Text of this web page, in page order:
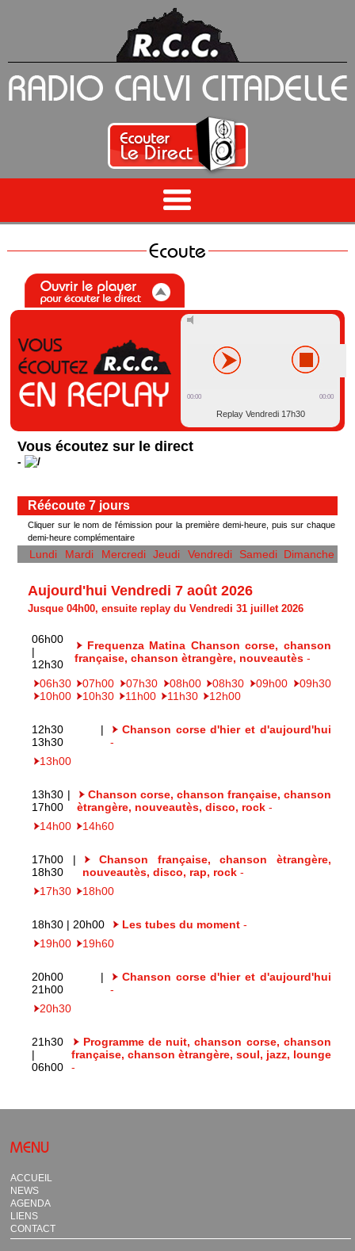
Ecoute
00:00 00:00
Replay Vendredi 17h30
Vous écoutez sur le direct
-
Réécoute 7 jours
Cliquer sur le nom de l'émission pour la première demi-heure, puis sur chaque
demi-heure complémentaire
Lundi Mardi Mercredi Jeudi Vendredi Samedi Dimanche
Aujourd'hui Vendredi 7 août 2026
Jusque 04h00, ensuite replay du Vendredi 31 juillet 2026
06h00
|
12h30
Frequenza Matina Chanson corse, chanson
française, chanson ètrangère, nouveautès -
06h30
07h00 07h30 08h00 08h30 09h00
09h30
10h00
10h30 11h00 11h30 12h00
12h30 |
13h30
Chanson corse d'hier et d'aujourd'hui
-
13h00
13h30 |
17h00
Chanson corse, chanson française, chanson
ètrangère, nouveautès, disco, rock -
14h00
14h60
17h00 |
18h30
Chanson française, chanson ètrangère,
nouveautès, disco, rap, rock -
17h30
18h00
18h30 | 20h00 Les tubes du moment -
19h00
19h60
20h00 |
21h00
Chanson corse d'hier et d'aujourd'hui
-
20h30
21h30
|
06h00
Programme de nuit, chanson corse, chanson
française, chanson ètrangère, soul, jazz, lounge
-
MENU
ACCUEIL
NEWS
AGENDA
LIENS
CONTACT